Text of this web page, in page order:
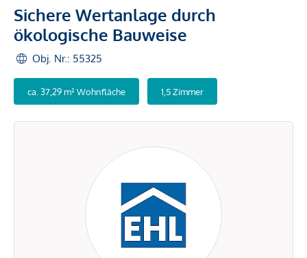
Sichere Wertanlage durch
ökologische Bauweise
Obj. Nr.: 55325
ca. 37,29 m² Wohnfläche 1,5 Zimmer